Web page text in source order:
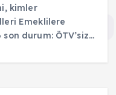
kimler
Emeklilere
durum: ÖTV’siz…